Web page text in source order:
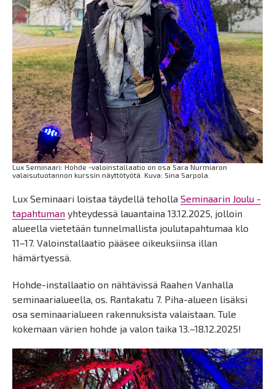
Lux Seminaari: Hohde -valoinstallaatio on osa Sara Nurmiaron
valaisutuotannon kurssin näyttötyötä. Kuva: Sina Sarpola.
Lux Seminaari loistaa täydellä teholla Seminaarin Joulu -
tapahtuman yhteydessä lauantaina 13.12.2025, jolloin
alueella vietetään tunnelmallista joulutapahtumaa klo
11–17. Valoinstallaatio pääsee oikeuksiinsa illan
hämärtyessä.
Hohde-installaatio on nähtävissä Raahen Vanhalla
seminaarialueella, os. Rantakatu 7. Piha-alueen lisäksi
osa seminaarialueen rakennuksista valaistaan. Tule
kokemaan värien hohde ja valon taika 13.–18.12.2025!